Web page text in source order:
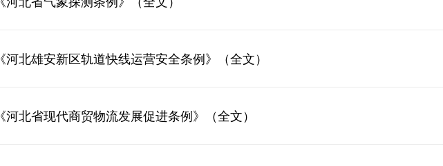
《河北雄安新区轨道快线运营安全条例》（全文）
《河北省现代商贸物流发展促进条例》（全文）